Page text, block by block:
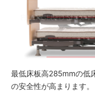
最低床板高285mmの低
の安全性が高まります。